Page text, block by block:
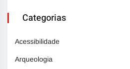
Categorias
Acessibilidade
Arqueologia